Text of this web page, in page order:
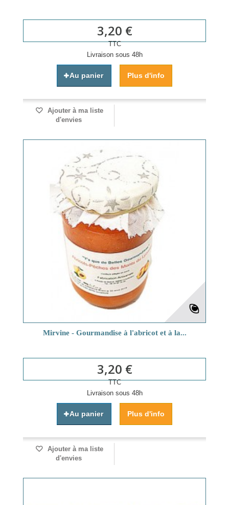
3,20 €
TTC
Livraison sous 48h
Au panier Plus d'info
Ajouter à ma liste
d'envies
Mirvine - Gourmandise à l'abricot et à la...
3,20 €
TTC
Livraison sous 48h
Au panier Plus d'info
Ajouter à ma liste
d'envies